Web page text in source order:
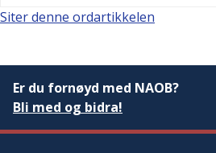
Siter denne ordartikkelen
Er du fornøyd med NAOB?
Bli med og bidra!